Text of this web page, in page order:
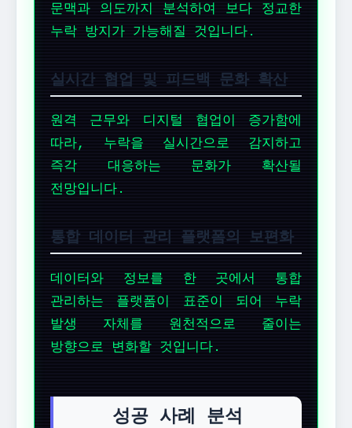
문맥과 의도까지 분석하여 보다 정교한
누락 방지가 가능해질 것입니다.
실시간 협업 및 피드백 문화 확산
원격 근무와 디지털 협업이 증가함에
따라, 누락을 실시간으로 감지하고
즉각 대응하는 문화가 확산될
전망입니다.
통합 데이터 관리 플랫폼의 보편화
데이터와 정보를 한 곳에서 통합
관리하는 플랫폼이 표준이 되어 누락
발생 자체를 원천적으로 줄이는
방향으로 변화할 것입니다.
성공 사례 분석